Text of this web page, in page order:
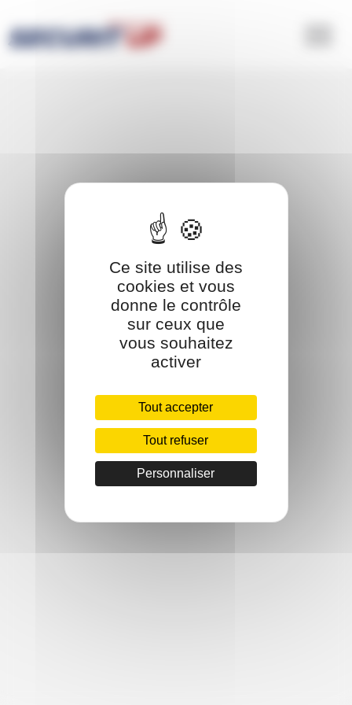
Ce site utilise des
cookies et vous
donne le contrôle
sur ceux que
vous souhaitez
activer
Tout accepter
Tout refuser
Personnaliser